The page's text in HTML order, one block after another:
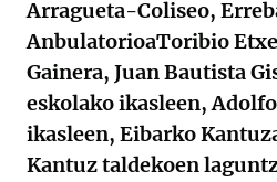
Arragueta-Coliseo,
AnbulatorioaToribio
Gainera, Juan Bautista
eskolako ikasleen,
ikasleen, Eibarko
Kantuz taldekoen